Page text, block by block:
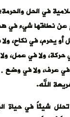
في الحل
عن نطاقها شيء في
يحرم، في نكاح،
حركة، ولا في عمل،
في عرف، ولا في وضع
الله.
شيئاً في حياة